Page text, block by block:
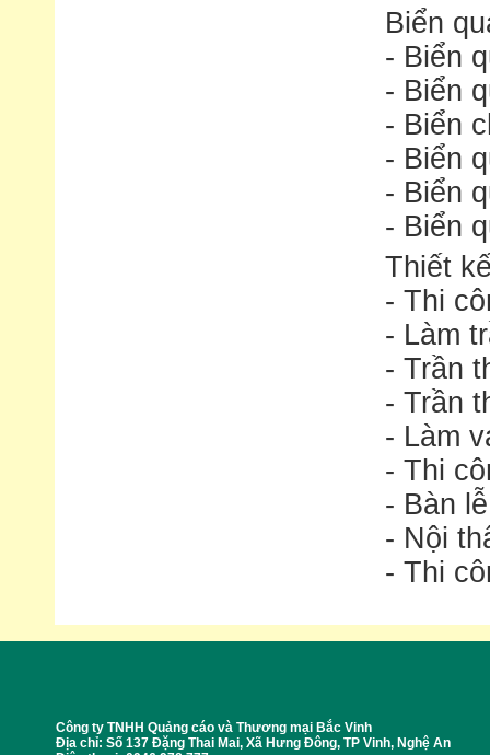
Biển
- Biển
- Biển
- Biển
- Biển
- Biển
- Biển
Thiết
- Thi
- Làm
- Trần
- Trần
- Làm
- Thi
- Bàn
- Nội
- Thi
Công ty TNHH Quảng cáo và Thương mại Bắc Vinh
Địa chỉ: Số 137 Đặng Thai Mai, Xã Hưng Đông, TP Vinh, Nghệ An